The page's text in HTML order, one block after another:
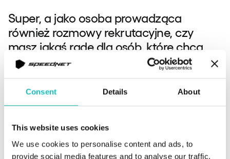
Consent Details About
This website uses cookies
We use cookies to personalise content and ads, to
provide social media features and to analyse our traffic.
Super, a jako osoba prowadząca
również rozmowy rekrutacyjne, czy
masz jakąś radę dla osób, które chcą
wejść do branży IT? Może podpowiesz,
jak przygotować się do rozmowy
rekrutacyjnej? Co według Ciebie jest
ważne i na co zwracasz uwagę?
Michał:Myślę, że trochę odpowiedziałem na to w
pierwszym pytaniu, niemniej jednak postaram się